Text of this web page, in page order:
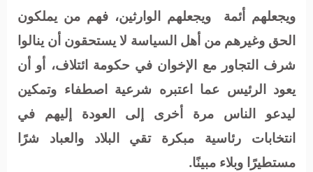
ويجعلهم أئمة
ويجعلهم الوارثين، فهم من يملكون
الحق وغيرهم من أهل السياسة لا يستحقون أن ينالوا
شرف التجاور مع الإخوان في حكومة ائتلاف، أو أن
يعود الرئيس عما اعتبره شرعية اصطفاء وتمكين
ليدعو الناس مرة أخرى إلى العودة إليهم في
انتخابات رئاسية مبكرة تقي البلاد والعباد شرًا
مستطيرًا وبلاء مبينًا.